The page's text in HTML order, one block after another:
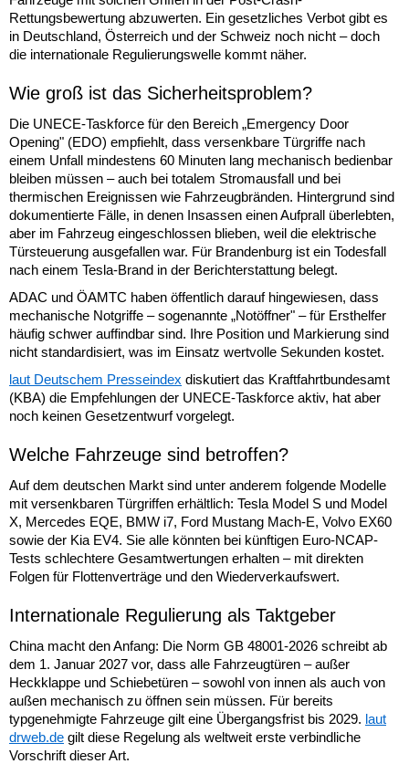
Rettungsbewertung abzuwerten. Ein gesetzliches Verbot gibt es
in Deutschland, Österreich und der Schweiz noch nicht – doch
die internationale Regulierungswelle kommt näher.
Wie groß ist das Sicherheitsproblem?
Die UNECE-Taskforce für den Bereich „Emergency Door
Opening" (EDO) empfiehlt, dass versenkbare Türgriffe nach
einem Unfall mindestens 60 Minuten lang mechanisch bedienbar
bleiben müssen – auch bei totalem Stromausfall und bei
thermischen Ereignissen wie Fahrzeugbränden. Hintergrund sind
dokumentierte Fälle, in denen Insassen einen Aufprall überlebten,
aber im Fahrzeug eingeschlossen blieben, weil die elektrische
Türsteuerung ausgefallen war. Für Brandenburg ist ein Todesfall
nach einem Tesla-Brand in der Berichterstattung belegt.
ADAC und ÖAMTC haben öffentlich darauf hingewiesen, dass
mechanische Notgriffe – sogenannte „Notöffner" – für Ersthelfer
häufig schwer auffindbar sind. Ihre Position und Markierung sind
nicht standardisiert, was im Einsatz wertvolle Sekunden kostet.
laut Deutschem Presseindex diskutiert das Kraftfahrtbundesamt
(KBA) die Empfehlungen der UNECE-Taskforce aktiv, hat aber
noch keinen Gesetzentwurf vorgelegt.
Welche Fahrzeuge sind betroffen?
Auf dem deutschen Markt sind unter anderem folgende Modelle
mit versenkbaren Türgriffen erhältlich: Tesla Model S und Model
X, Mercedes EQE, BMW i7, Ford Mustang Mach-E, Volvo EX60
sowie der Kia EV4. Sie alle könnten bei künftigen Euro-NCAP-
Tests schlechtere Gesamtwertungen erhalten – mit direkten
Folgen für Flottenverträge und den Wiederverkaufswert.
Internationale Regulierung als Taktgeber
China macht den Anfang: Die Norm GB 48001-2026 schreibt ab
dem 1. Januar 2027 vor, dass alle Fahrzeugtüren – außer
Heckklappe und Schiebetüren – sowohl von innen als auch von
außen mechanisch zu öffnen sein müssen. Für bereits
typgenehmigte Fahrzeuge gilt eine Übergangsfrist bis 2029. laut
drweb.de gilt diese Regelung als weltweit erste verbindliche
Vorschrift dieser Art.